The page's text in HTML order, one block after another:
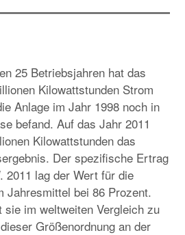
25 Betriebsjahren hat das
Kilowattstunden Strom
Anlage im Jahr 1998 noch in
befand. Auf das Jahr 2011
Kilowattstunden das
Der spezifische Ertrag
2011 lag der Wert für die
Jahresmittel bei 86 Prozent.
im weltweiten Vergleich zu
Größenordnung an der